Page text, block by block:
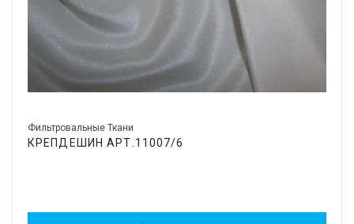
Фильтровальные Ткани
КРЕПДЕШИН АРТ.11007/6